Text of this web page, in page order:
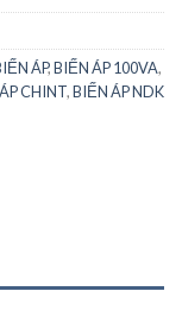
ÁP,BIẾN ÁP 100VA,
CHINT,BIẾN ÁP NDK